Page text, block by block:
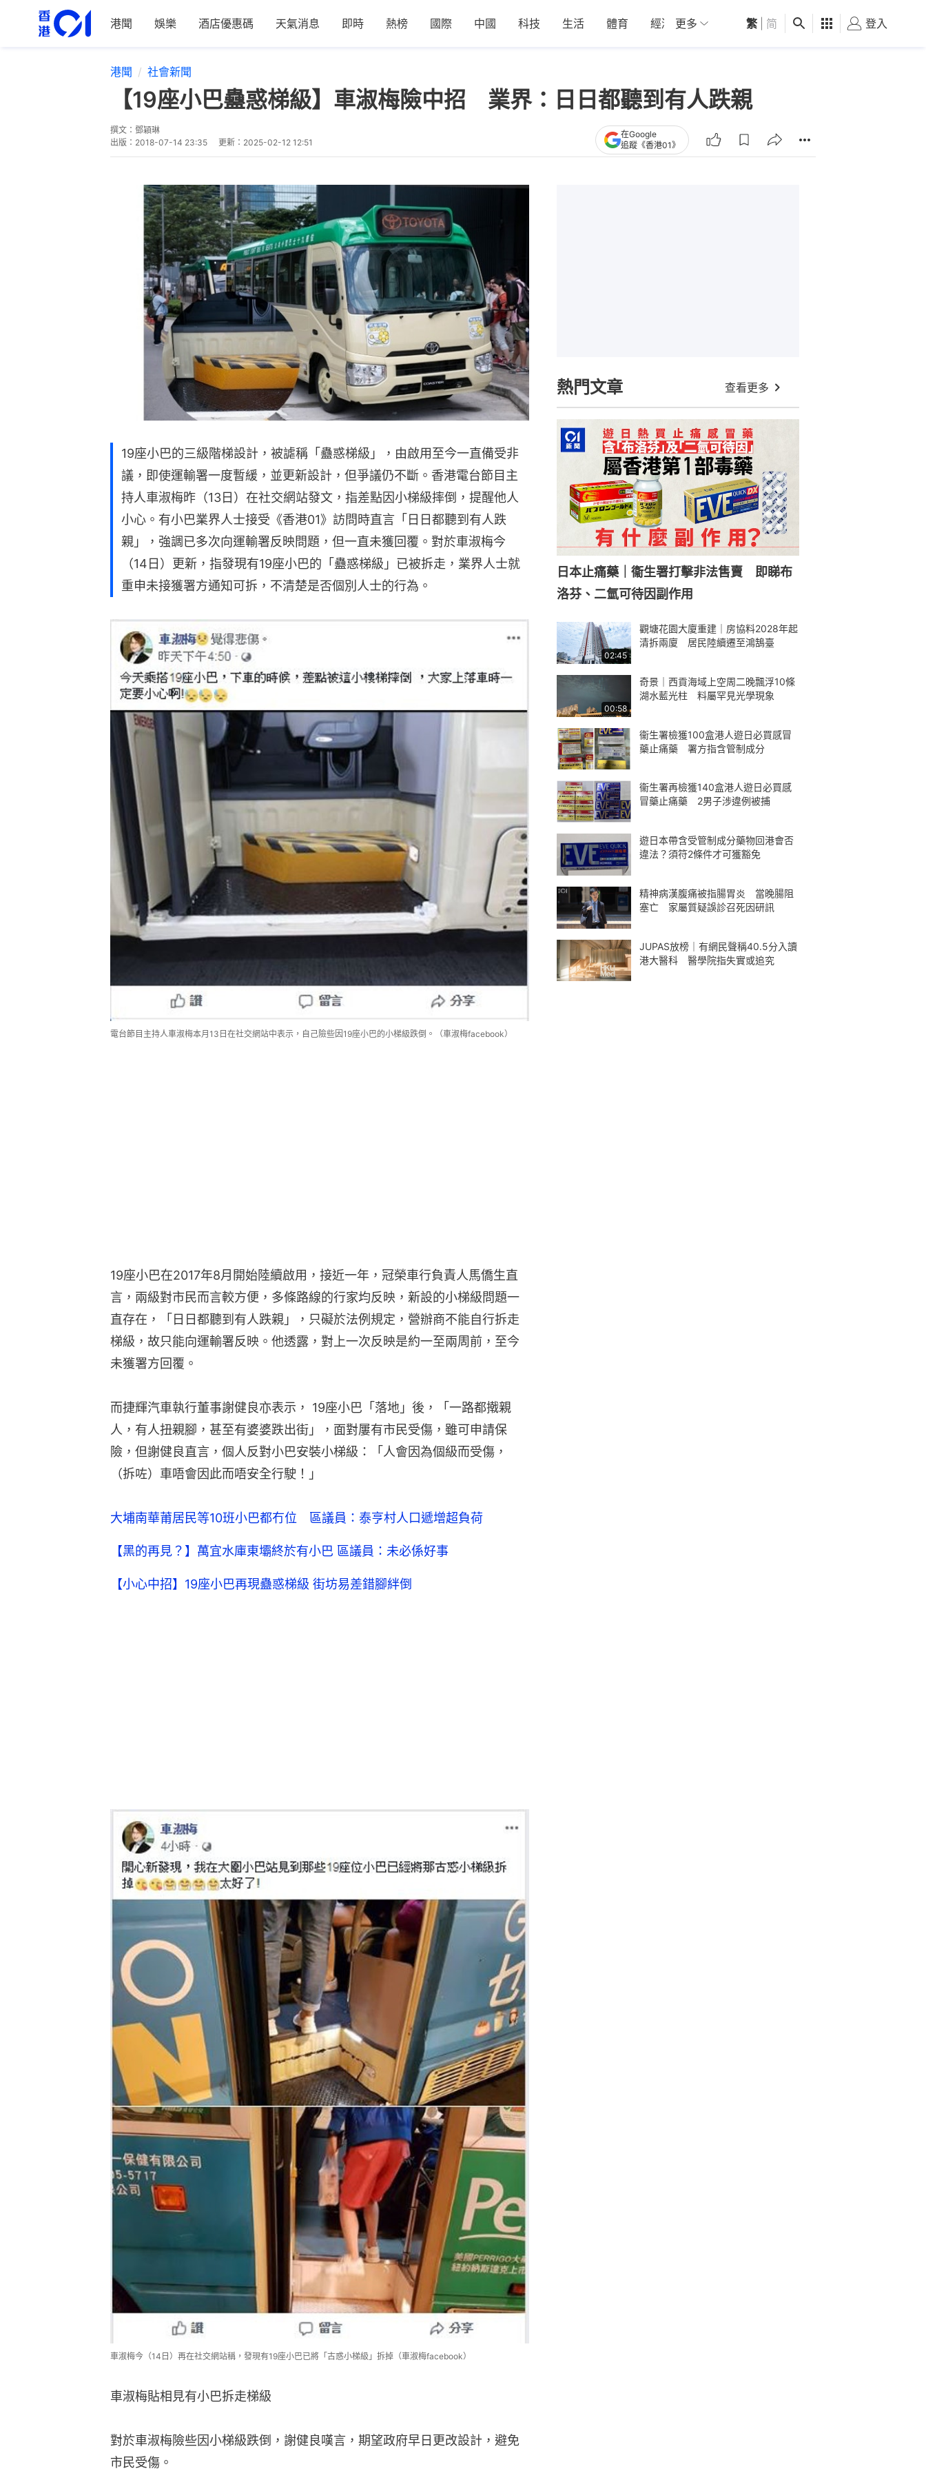
港聞 娛樂 酒店優惠碼 天氣消息 即時 熱榜 國際 中國 科技 生活 體育 經濟 01深圳 觀點 健康 好食玩飛
更多 繁 简 登入
港聞 社會新聞
【19座小巴蠱惑梯級】車淑梅險中招 業界：日日都聽到有人跌親
撰文： 鄧穎琳
出版： 2018-07-14 23:35 更新： 2025-02-12 12:51
在Google
追蹤《香港01》
19座小巴的三級階梯設計，被謔稱「蠱惑梯級」，由啟用至今一直備受非
議，即使運輸署一度暫緩，並更新設計，但爭議仍不斷。香港電台節目主
持人車淑梅昨（13日）在社交網站發文，指差點因小梯級摔倒，提醒他人
小心。有小巴業界人士接受《香港01》訪問時直言「日日都聽到有人跌
親」，強調已多次向運輸署反映問題，但一直未獲回覆。對於車淑梅今
（14日）更新，指發現有19座小巴的「蠱惑梯級」已被拆走，業界人士就
重申未接獲署方通知可拆，不清楚是否個別人士的行為。
電台節目主持人車淑梅本月13日在社交網站中表示，自己險些因19座小巴的小梯級跌倒。（車淑梅facebook）
19座小巴在2017年8月開始陸續啟用，接近一年，冠榮車行負責人馬僑生直
言，兩級對市民而言較方便，多條路線的行家均反映，新設的小梯級問題一
直存在，「日日都聽到有人跌親」，只礙於法例規定，營辦商不能自行拆走
梯級，故只能向運輸署反映。他透露，對上一次反映是約一至兩周前，至今
未獲署方回覆。
而捷輝汽車執行董事謝健良亦表示， 19座小巴「落地」後，「一路都撠親
人，有人扭親腳，甚至有婆婆跌出街」，面對屢有市民受傷，雖可申請保
險，但謝健良直言，個人反對小巴安裝小梯級：「人會因為個級而受傷，
（拆咗）車唔會因此而唔安全行駛！」
大埔南華莆居民等10班小巴都冇位 區議員：泰亨村人口遞增超負荷
【黑的再見？】萬宜水庫東壩終於有小巴 區議員：未必係好事
【小心中招】19座小巴再現蠱惑梯級 街坊易差錯腳絆倒
車淑梅今（14日）再在社交網站稱，發現有19座小巴已將「古惑小梯級」拆掉（車淑梅facebook）
車淑梅貼相見有小巴拆走梯級
對於車淑梅險些因小梯級跌倒，謝健良嘆言，期望政府早日更改設計，避免
市民受傷。
熱門文章 查看更多
日本止痛藥｜衞生署打擊非法售賣 即睇布
洛芬、二氫可待因副作用
02:45
觀塘花園大廈重建｜房協料2028年起
清拆兩廈 居民陸續遷至鴻鵠臺
00:58
奇景｜西貢海域上空周二晚飄浮10條
湖水藍光柱 料屬罕見光學現象
衞生署檢獲100盒港人遊日必買感冒
藥止痛藥 署方指含管制成分
衞生署再檢獲140盒港人遊日必買感
冒藥止痛藥 2男子涉違例被捕
遊日本帶含受管制成分藥物回港會否
違法？須符2條件才可獲豁免
精神病漢腹痛被指腸胃炎 當晚腸阻
塞亡 家屬質疑誤診召死因研訊
JUPAS放榜｜有網民聲稱40.5分入讀
港大醫科 醫學院指失實或追究